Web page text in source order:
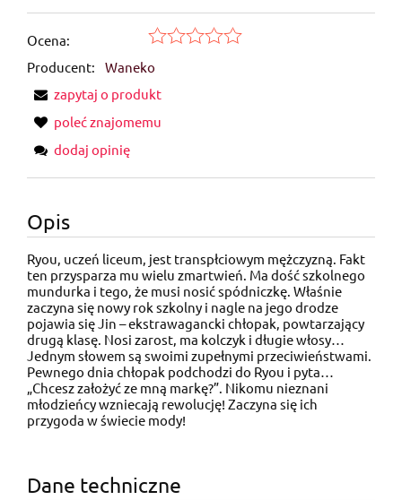
Ocena:
Producent:
Waneko
zapytaj o produkt
poleć znajomemu
dodaj opinię
Opis
Ryou, uczeń liceum, jest transpłciowym mężczyzną. Fakt
ten przysparza mu wielu zmartwień. Ma dość szkolnego
mundurka i tego, że musi nosić spódniczkę. Właśnie
zaczyna się nowy rok szkolny i nagle na jego drodze
pojawia się Jin – ekstrawagancki chłopak, powtarzający
drugą klasę. Nosi zarost, ma kolczyk i długie włosy…
Jednym słowem są swoimi zupełnymi przeciwieństwami.
Pewnego dnia chłopak podchodzi do Ryou i pyta…
„Chcesz założyć ze mną markę?”. Nikomu nieznani
młodzieńcy wzniecają rewolucję! Zaczyna się ich
przygoda w świecie mody!
Dane techniczne